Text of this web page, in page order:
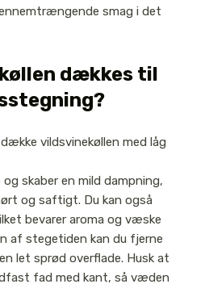
smag i det
dækkes til
vildsvinekøllen med låg
skaber en mild dampning,
og saftigt. Du kan også
bevarer aroma og væske
af stegetiden kan du fjerne
let sprød overflade. Husk at
fad med kant, så væden